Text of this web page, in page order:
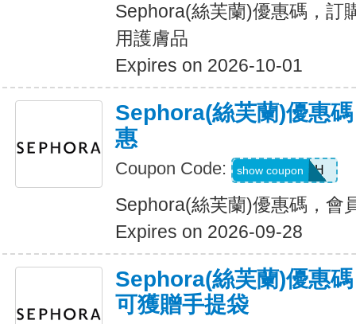
Sephora(絲芙蘭)優惠碼，訂
用護膚品
Expires on 2026-10-01
Sephora(絲芙蘭)優惠
惠
Coupon Code: SE3ARPH
show coupon
Sephora(絲芙蘭)優惠碼，會
Expires on 2026-09-28
Sephora(絲芙蘭)優惠
可獲贈手提袋